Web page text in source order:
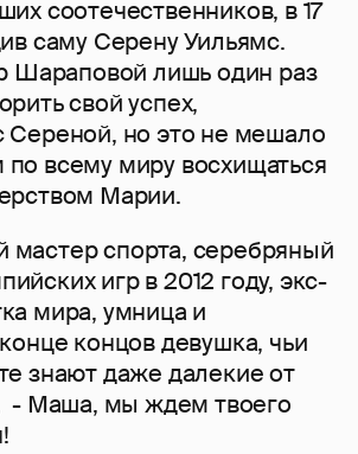
соотечественников, в 17
саму Серену Уильямс.
Шараповой лишь один раз
свой успех,
Сереной, но это не мешало
всему миру восхищаться
Марии.
мастер спорта, серебряный
игр в 2012 году, экс-
мира, умница и
концов девушка, чьи
знают даже далекие от
- Маша, мы ждем твоего